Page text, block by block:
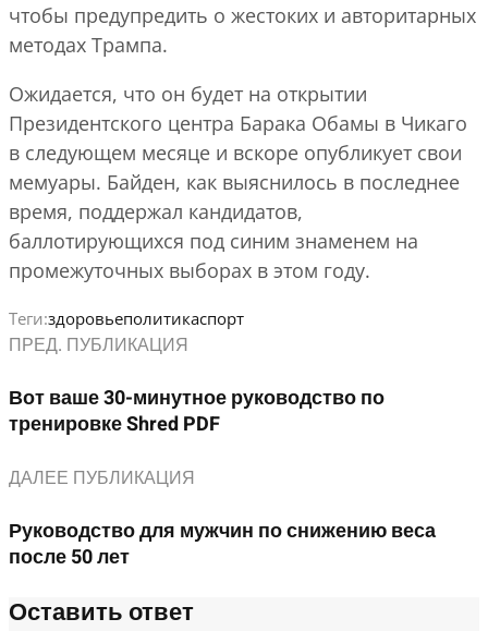
чтобы предупредить о жестоких и авторитарных
методах Трампа.
Ожидается, что он будет на открытии
Президентского центра Барака Обамы в Чикаго
в следующем месяце и вскоре опубликует свои
мемуары. Байден, как выяснилось в последнее
время, поддержал кандидатов,
баллотирующихся под синим знаменем на
промежуточных выборах в этом году.
Теги:здоровьеполитикаспорт
ПРЕД. ПУБЛИКАЦИЯ
Вот ваше 30-минутное руководство по
тренировке Shred PDF
ДАЛЕЕ ПУБЛИКАЦИЯ
Руководство для мужчин по снижению веса
после 50 лет
Оставить ответ